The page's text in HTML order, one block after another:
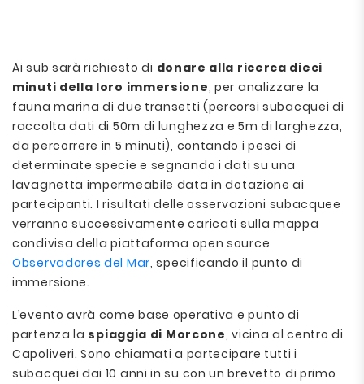
Ai sub sarà richiesto di donare alla ricerca dieci
minuti della loro immersione, per analizzare la
fauna marina di due transetti (percorsi subacquei di
raccolta dati di 50m di lunghezza e 5m di larghezza,
da percorrere in 5 minuti), contando i pesci di
determinate specie e segnando i dati su una
lavagnetta impermeabile data in dotazione ai
partecipanti. I risultati delle osservazioni subacquee
verranno successivamente caricati sulla mappa
condivisa della piattaforma open source
Observadores del Mar, specificando il punto di
immersione.
L’evento avrà come base operativa e punto di
partenza la spiaggia di Morcone, vicina al centro di
Capoliveri. Sono chiamati a partecipare tutti i
subacquei dai 10 anni in su con un brevetto di primo